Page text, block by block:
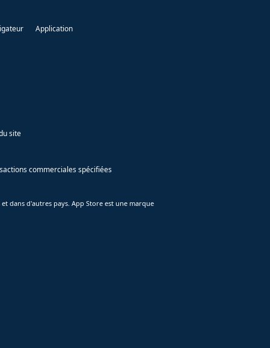
Application
site
commerciales spécifiées
dans d'autres pays. App Store est une marque